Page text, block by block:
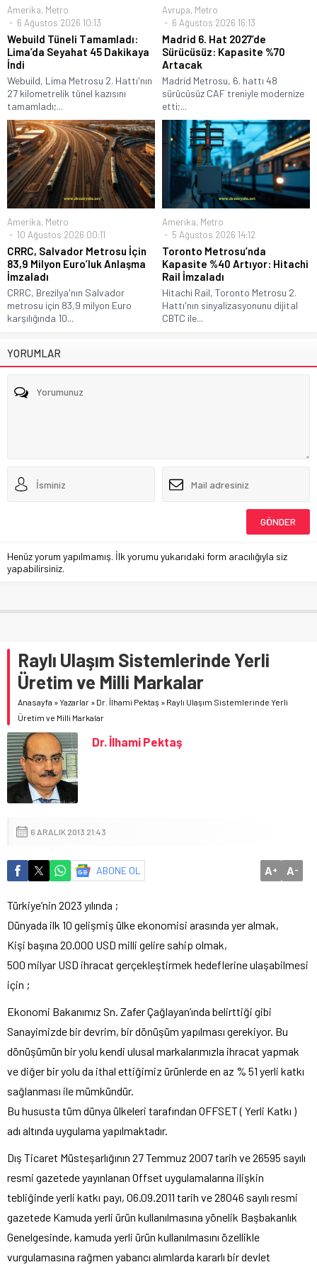
Amerika, Metro
6 Ağustos 2026 10:13
Webuild Tüneli Tamamladı:
Lima’da Seyahat 45 Dakikaya
İndi
Webuild, Lima Metrosu 2. Hattı'nın
27 kilometrelik tünel kazısını
tamamladı;...
Avrupa, Metro
6 Ağustos 2026 16:13
Madrid 6. Hat 2027’de
Sürücüsüz: Kapasite %70
Artacak
Madrid Metrosu, 6. hattı 48
sürücüsüz CAF treniyle modernize
etti;...
Amerika, Metro
10 Ağustos 2026 00:11
CRRC, Salvador Metrosu İçin
83,9 Milyon Euro’luk Anlaşma
İmzaladı
CRRC, Brezilya'nın Salvador
metrosu için 83,9 milyon Euro
karşılığında 10...
Amerika, Metro
5 Ağustos 2026 14:12
Toronto Metrosu’nda
Kapasite %40 Artıyor: Hitachi
Rail İmzaladı
Hitachi Rail, Toronto Metrosu 2.
Hattı'nın sinyalizasyonunu dijital
CBTC ile...
YORUMLAR
Henüz yorum yapılmamış. İlk yorumu yukarıdaki form aracılığıyla siz
yapabilirsiniz.
Raylı Ulaşım Sistemlerinde Yerli
Üretim ve Milli Markalar
Anasayfa »Yazarlar » Dr. İlhami Pektaş » Raylı Ulaşım Sistemlerinde Yerli
Üretim ve Milli Markalar
Dr. İlhami Pektaş
6 ARALIK 2013 21:43
ABONE OL A+ A-
Türkiye’nin 2023 yılında ;
Dünyada ilk 10 gelişmiş ülke ekonomisi arasında yer almak,
Kişi başına 20.000 USD milli gelire sahip olmak,
500 milyar USD ihracat gerçekleştirmek hedeflerine ulaşabilmesi
için ;
Ekonomi Bakanımız Sn. Zafer Çağlayan’ında belirttiği gibi
Sanayimizde bir devrim, bir dönüşüm yapılması gerekiyor. Bu
dönüşümün bir yolu kendi ulusal markalarımızla ihracat yapmak
ve diğer bir yolu da ithal ettiğimiz ürünlerde en az % 51 yerli katkı
sağlanması ile mümkündür.
Bu hususta tüm dünya ülkeleri tarafından OFFSET ( Yerli Katkı )
adı altında uygulama yapılmaktadır.
Dış Ticaret Müsteşarlığının 27 Temmuz 2007 tarih ve 26595 sayılı
resmi gazetede yayınlanan Offset uygulamalarına ilişkin
tebliğinde yerli katkı payı, 06.09.2011 tarih ve 28046 sayılı resmi
gazetede Kamuda yerli ürün kullanılmasına yönelik Başbakanlık
Genelgesinde, kamuda yerli ürün kullanılmasını özellikle
vurgulamasına rağmen yabancı alımlarda kararlı bir devlet